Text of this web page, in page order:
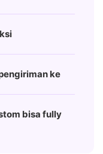
ke
bisa fully